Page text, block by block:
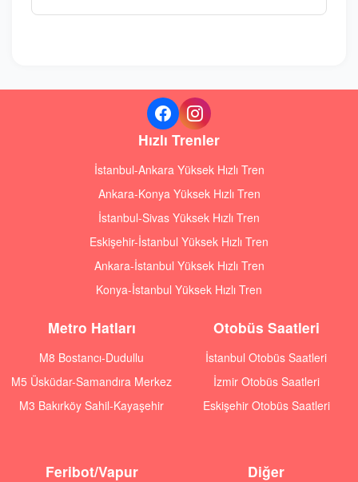
Hızlı Trenler
İstanbul-Ankara Yüksek Hızlı Tren
Ankara-Konya Yüksek Hızlı Tren
İstanbul-Sivas Yüksek Hızlı Tren
Eskişehir-İstanbul Yüksek Hızlı Tren
Ankara-İstanbul Yüksek Hızlı Tren
Konya-İstanbul Yüksek Hızlı Tren
Metro Hatları
M8 Bostancı-Dudullu
M5 Üsküdar-Samandıra Merkez
M3 Bakırköy Sahil-Kayaşehir
Otobüs Saatleri
İstanbul Otobüs Saatleri
İzmir Otobüs Saatleri
Eskişehir Otobüs Saatleri
Feribot/Vapur Diğer